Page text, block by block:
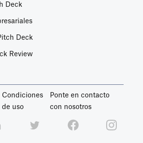
Deck
Deck
Review
Condiciones
de uso
Ponte en contacto
con nosotros